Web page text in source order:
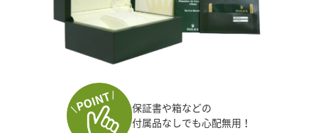
保証書や箱などの
付属品なしでも心配無用！